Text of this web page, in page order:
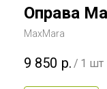
Оправа
MaxMara
9 850 р. / 1 шт